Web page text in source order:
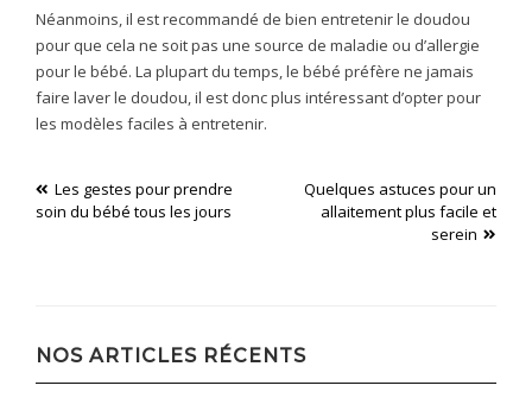
Néanmoins, il est recommandé de bien entretenir le doudou
pour que cela ne soit pas une source de maladie ou d’allergie
pour le bébé. La plupart du temps, le bébé préfère ne jamais
faire laver le doudou, il est donc plus intéressant d’opter pour
les modèles faciles à entretenir.
Navigation
Les gestes pour prendre
soin du bébé tous les jours
Quelques astuces pour un
allaitement plus facile et
serein
NOS ARTICLES RÉCENTS